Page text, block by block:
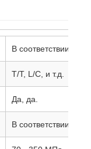
В соответствии с
T/T, L/C, и т.д.
Да, да.
В соответствии с